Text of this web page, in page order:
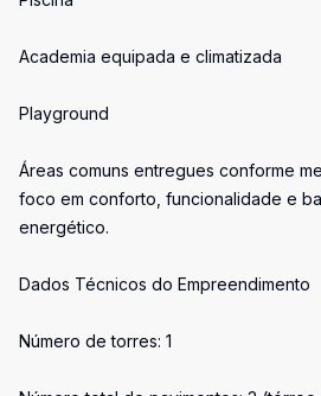
Academia equipada e climatizada
Playground
Áreas comuns entregues conforme
foco em conforto, funcionalidade e
energético.
Dados Técnicos do Empreendimento
Número de torres: 1